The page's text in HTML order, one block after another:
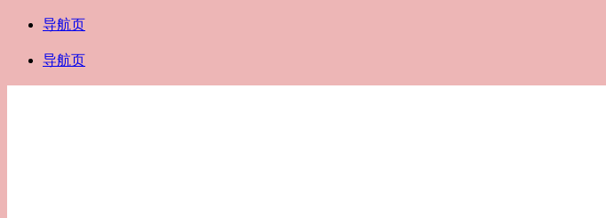
导航页
导航页